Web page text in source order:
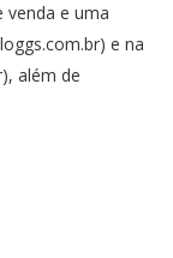
e uma
e na
além de